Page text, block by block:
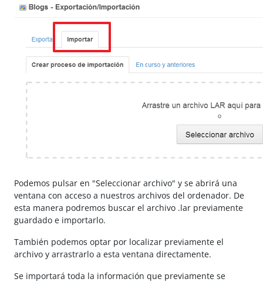
Podemos pulsar en "Seleccionar archivo" y se abrirá una
ventana con acceso a nuestros archivos del ordenador. De
esta manera podremos buscar el archivo .lar previamente
guardado e importarlo.
También podemos optar por localizar previamente el
archivo y arrastrarlo a esta ventana directamente.
Se importará toda la información que previamente se